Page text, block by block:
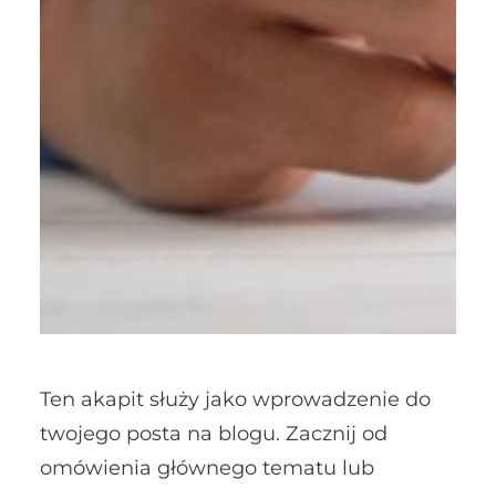
Ten akapit służy jako wprowadzenie do
twojego posta na blogu. Zacznij od
omówienia głównego tematu lub